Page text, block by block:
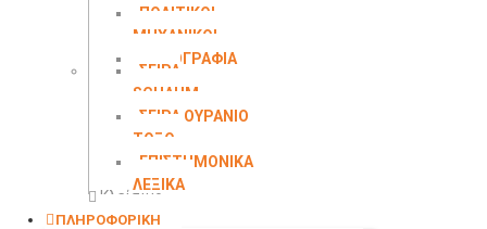
ΠΟΛΙΤΙΚΟΙ
ΜΗΧΑΝΙΚΟΙ
ΤΟΠΟΓΡΑΦΙΑ
ΣΕΙΡΑ
SCHAUM
ΣΕΙΡΑ ΟΥΡΑΝΙΟ
ΤΟΞΟ
ΕΠΙΣΤΗΜΟΝΙΚΑ
ΛΕΞΙΚΑ
Κλείσιμο
ΠΛΗΡΟΦΟΡΙΚΗ